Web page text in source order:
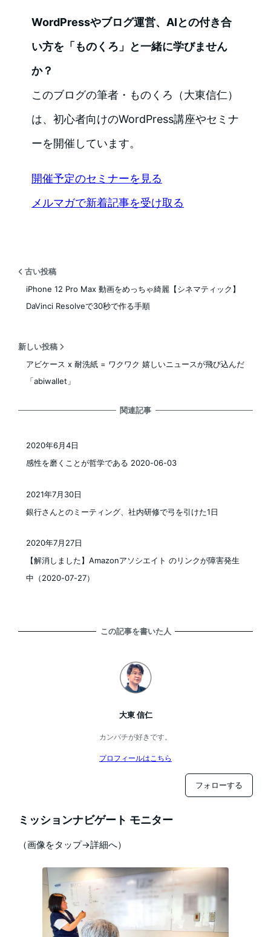
WordPressやブログ運営、AIとの付き合
い方を「ものくろ」と一緒に学びません
か？
このブログの筆者・ものくろ（大東信仁）
は、初心者向けのWordPress講座やセミナ
ーを開催しています。
開催予定のセミナーを見る
メルマガで新着記事を受け取る
古い投稿
iPhone 12 Pro Max 動画をめっちゃ綺麗【シネマティック】
DaVinci Resolveで30秒で作る手順
新しい投稿
アビケース x 耐洗紙 = ワクワク 嬉しいニュースが飛び込んだ
「abiwallet」
関連記事
感性を磨くことが哲学である 2020-06-03
2020年6月4日
銀行さんとのミーティング、社内研修で弓を引けた1日
2021年7月30日
【解消しました】Amazonアソシエイト のリンクが障害発生
中（2020-07-27）
2020年7月27日
この記事を書いた人
大東 信仁
カンパチが好きです。
プロフィールはこちら
フォローする
ミッションナビゲート モニター
（画像をタップ→詳細へ）